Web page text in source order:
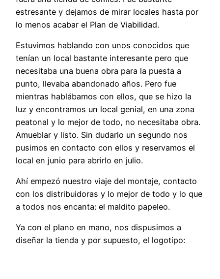
estresante y dejamos de mirar locales hasta por
lo menos acabar el Plan de Viabilidad.
Estuvimos hablando con unos conocidos que
tenían un local bastante interesante pero que
necesitaba una buena obra para la puesta a
punto, llevaba abandonado años. Pero fue
mientras hablábamos con ellos, que se hizo la
luz y encontramos un local genial, en una zona
peatonal y lo mejor de todo, no necesitaba obra.
Amueblar y listo. Sin dudarlo un segundo nos
pusimos en contacto con ellos y reservamos el
local en junio para abrirlo en julio.
Ahí empezó nuestro viaje del montaje, contacto
con los distribuidoras y lo mejor de todo y lo que
a todos nos encanta: el maldito papeleo.
Ya con el plano en mano, nos dispusimos a
diseñar la tienda y por supuesto, el logotipo: